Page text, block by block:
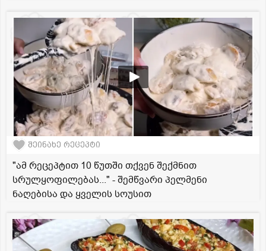
შეინახე რეცეპტი
"ამ რეცეპტით 10 წუთში თქვენ შექმნით
სრულყოფილებას..." - შემწვარი პელმენი
ნაღებისა და ყველის სოუსით